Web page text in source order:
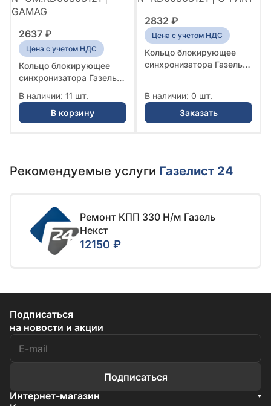
2637 ₽
Цена с учетом НДС
Кольцо блокирующее
синхронизатора Газель
передачи плоские штыри
№ GM.RD00308121 |
GAMAG
В наличии: 11 шт.
В корзину
2832 ₽
Цена с учетом НДС
Кольцо блокирующее
синхронизатора Газель
№ RD00308121 | G-PART
В наличии: 0 шт.
Заказать
Рекомендуемые услуги Газелист 24
Ремонт КПП 330 Н/м Газель
Некст
12150 ₽
Подписаться
на новости и акции
Подписаться
Интернет-магазин